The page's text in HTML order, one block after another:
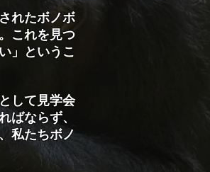
れたボノボ
これを見つ
」というこ
して見学会
ばならず、
私たちボノ